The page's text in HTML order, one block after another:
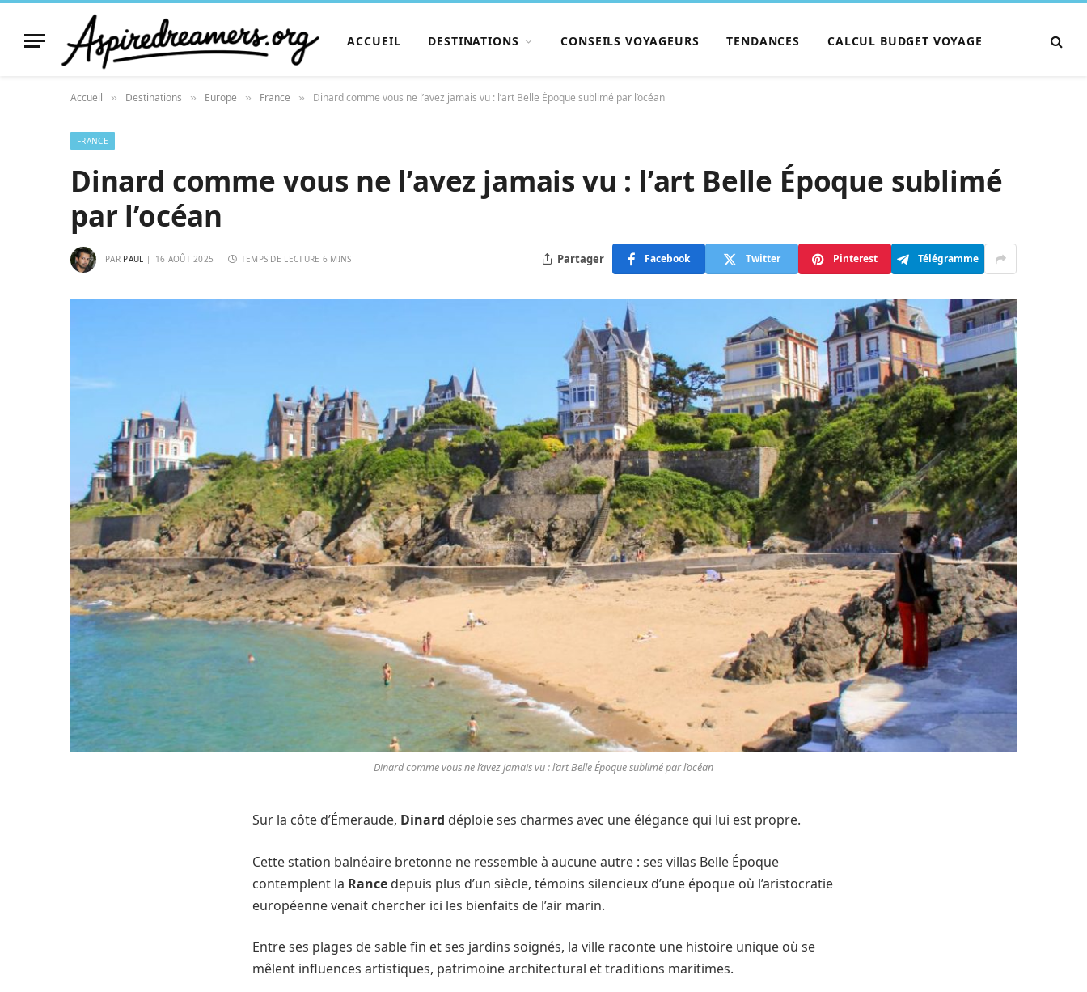
ACCUEIL DESTINATIONS CONSEILS VOYAGEURS TENDANCES CALCUL BUDGET VOYAGE
Accueil » Destinations » Europe » France » Dinard comme vous ne l’avez jamais vu : l’art Belle Époque sublimé par l’océan
FRANCE
Dinard comme vous ne l’avez jamais vu : l’art Belle Époque sublimé
par l’océan
PAR PAUL 16 AOÛT 2025 TEMPS DE LECTURE 6 MINS Partager Facebook Twitter Pinterest Télégramme
Dinard comme vous ne l’avez jamais vu : l’art Belle Époque sublimé par l’océan
Sur la côte d’Émeraude, Dinard déploie ses charmes avec une élégance qui lui est propre.
Cette station balnéaire bretonne ne ressemble à aucune autre : ses villas Belle Époque
contemplent la Rance depuis plus d’un siècle, témoins silencieux d’une époque où l’aristocratie
européenne venait chercher ici les bienfaits de l’air marin.
Entre ses plages de sable fin et ses jardins soignés, la ville raconte une histoire unique où se
mêlent influences artistiques, patrimoine architectural et traditions maritimes.